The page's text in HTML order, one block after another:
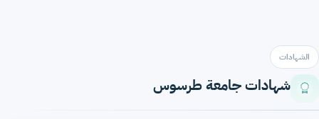
الشهادات
شهادات جامعة طرسوس